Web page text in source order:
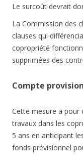
Le surcoût devrait
La Commission des
clauses qui
copropriété
supprimées des
Compte
Cette mesure a pour
travaux dans les
5 ans en anticipant
fonds prévisionnel